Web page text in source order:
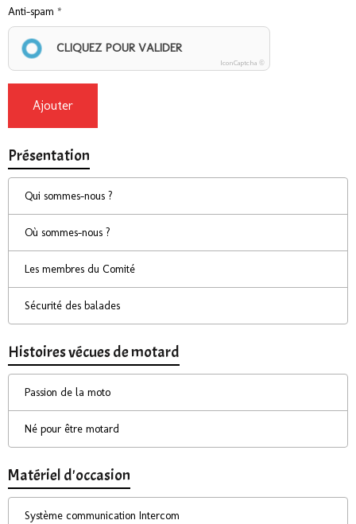
Anti-spam
CLIQUEZ POUR VALIDER
IconCaptcha ©
Ajouter
Présentation
Qui sommes-nous ?
Où sommes-nous ?
Les membres du Comité
Sécurité des balades
Histoires vécues de motard
Passion de la moto
Né pour être motard
Matériel d'occasion
Système communication Intercom